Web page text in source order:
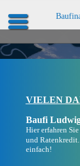
VIELEN
Baufi
Hier erfahren
und
einfach!